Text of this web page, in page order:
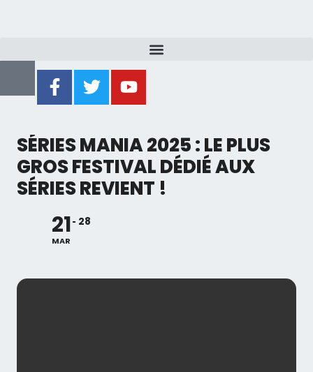
SÉRIES MANIA 2025 : LE PLUS
GROS FESTIVAL DÉDIÉ AUX
SÉRIES REVIENT !
21
MAR
28